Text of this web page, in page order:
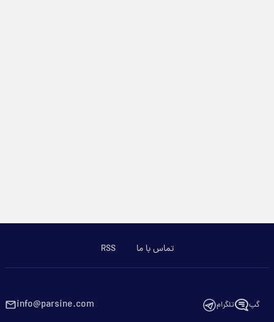
تماس با ما RSS
گپ تلگرام info@parsine.com